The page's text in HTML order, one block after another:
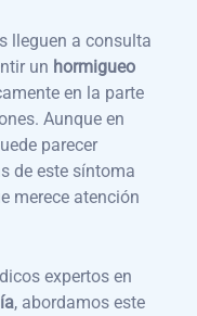
lleguen a consulta
un hormigueo
en la parte
Aunque en
parecer
de este síntoma
merece atención
expertos en
, abordamos este